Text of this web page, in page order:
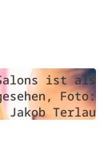
ist als
Foto:
Jakob Terlau